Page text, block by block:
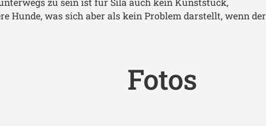
Hunde, was sich aber als kein Problem darstellt, wenn der
Fotos